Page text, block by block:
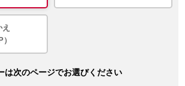
は次のページでお選びください